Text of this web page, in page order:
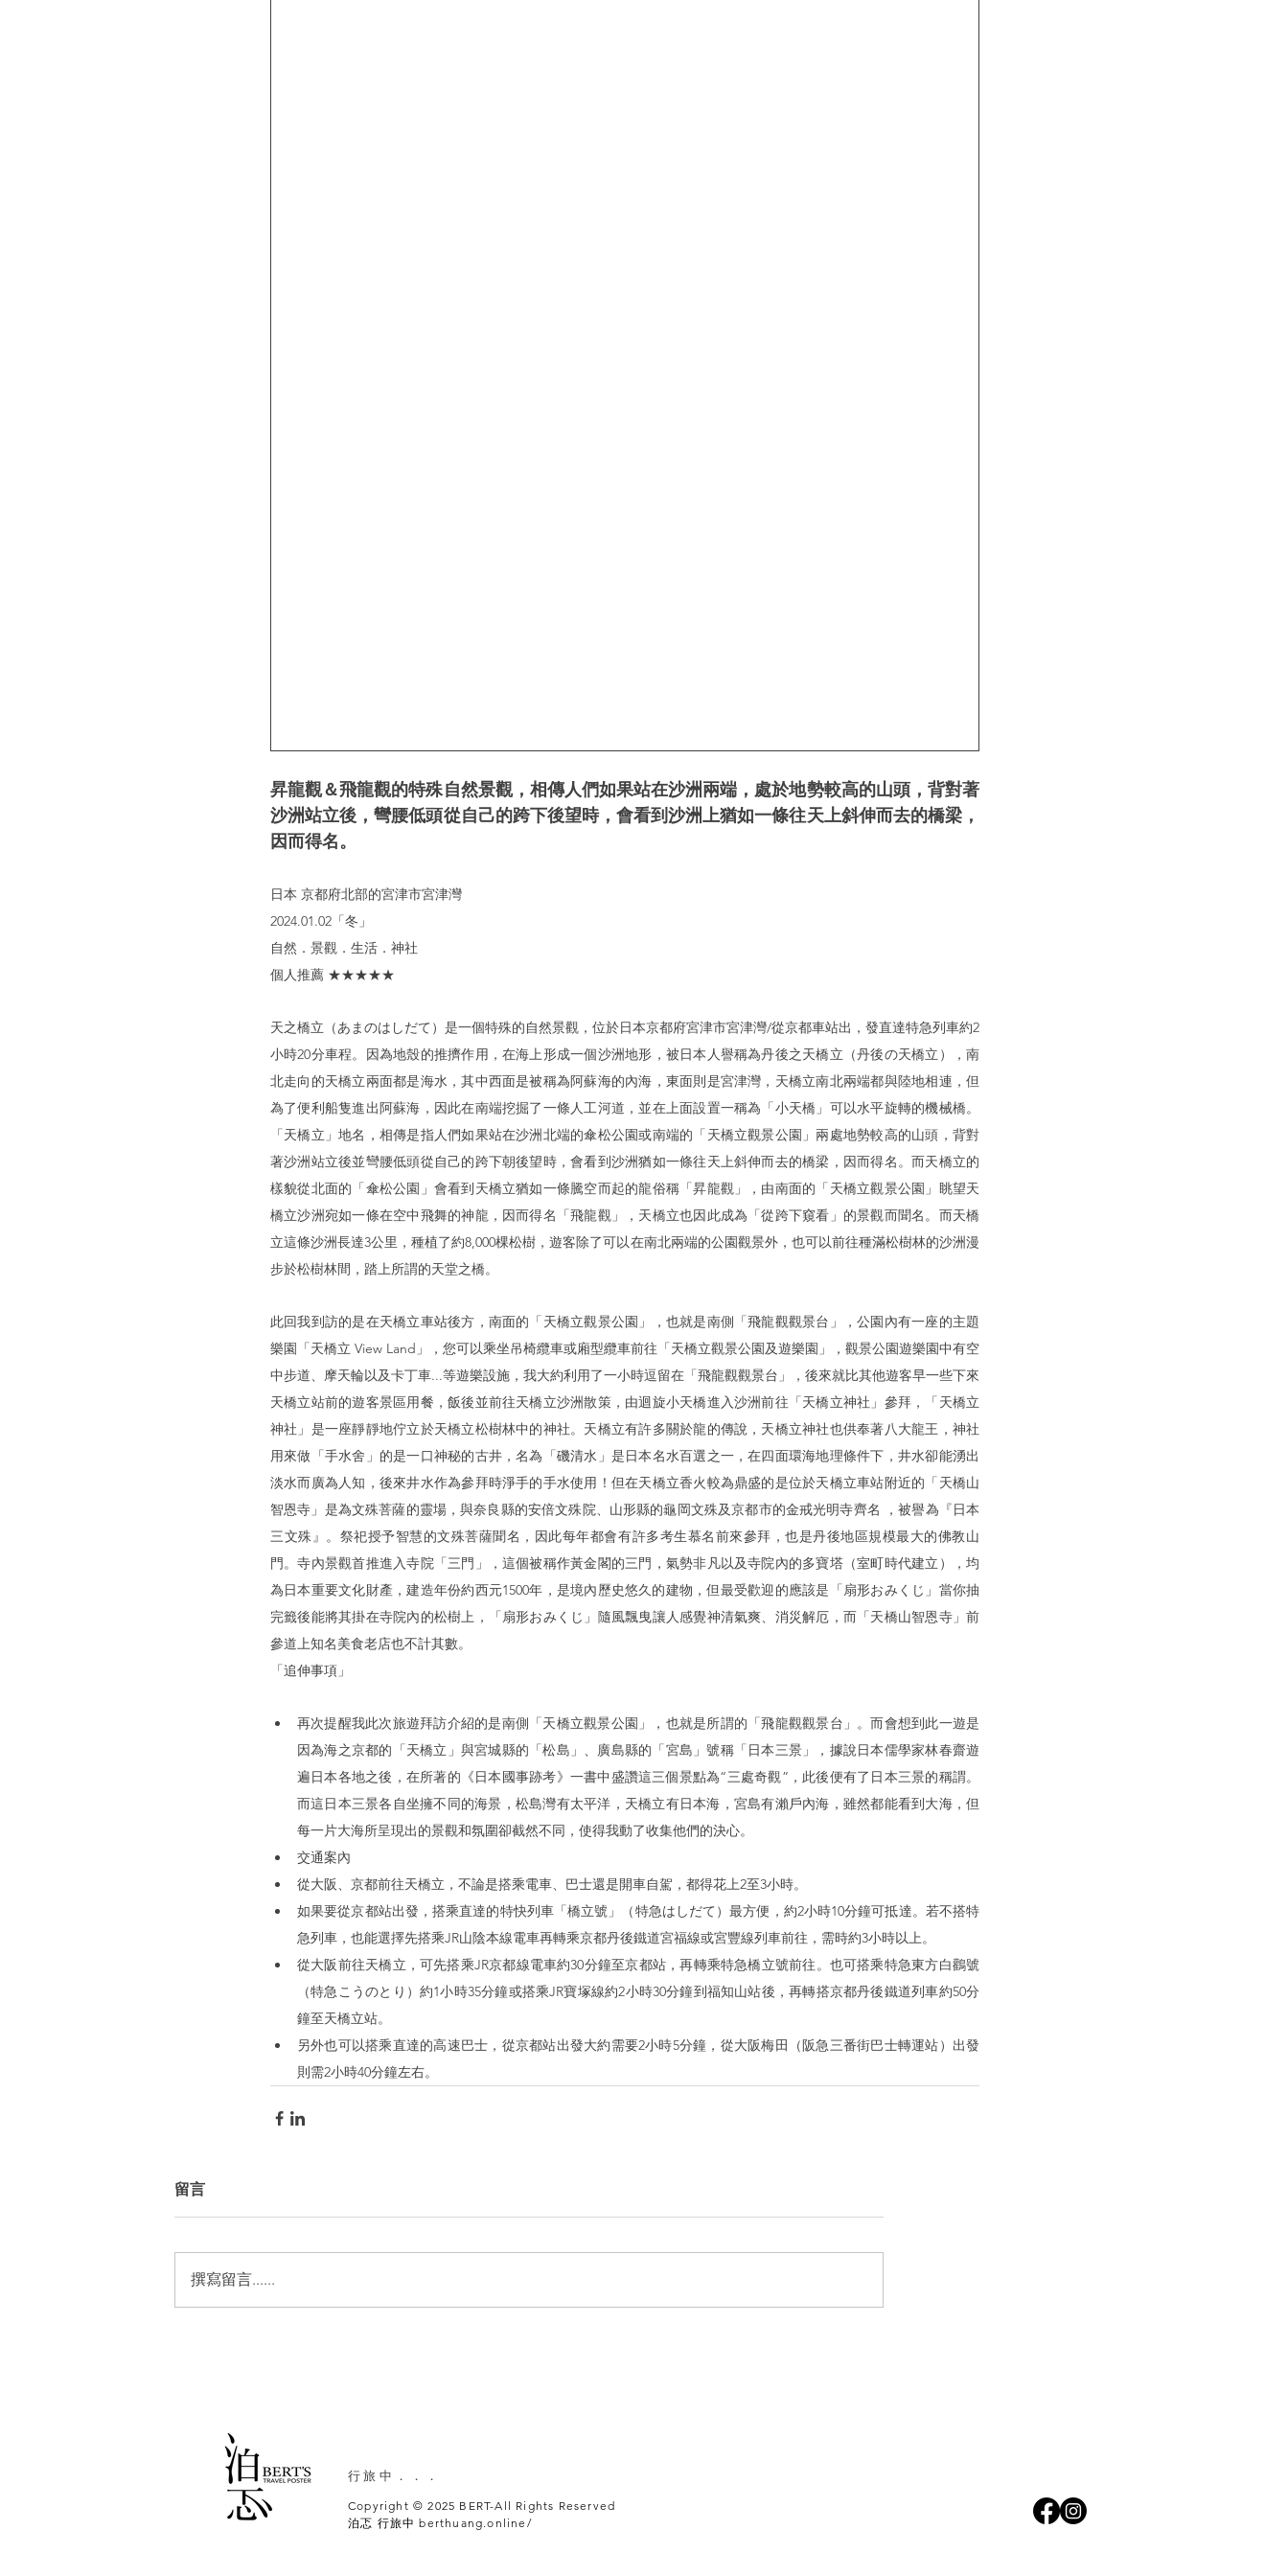
昇龍觀＆飛龍觀的特殊自然景觀，相傳人們如果站在沙洲兩端，處於地勢較高的山頭，背對著
沙洲站立後，彎腰低頭從自己的跨下後望時，會看到沙洲上猶如一條往天上斜伸而去的橋梁，
因而得名。
日本 京都府北部的宮津市宮津灣
2024.01.02「冬」
自然．景觀．生活．神社
個人推薦 ★★★★★
天之橋立（あまのはしだて）是一個特殊的自然景觀，位於日本京都府宮津市宮津灣/從京都車站出，發直達特急列車約2
小時20分車程。因為地殼的推擠作用，在海上形成一個沙洲地形，被日本人譽稱為丹後之天橋立（丹後の天橋立），南
北走向的天橋立兩面都是海水，其中西面是被稱為阿蘇海的內海，東面則是宮津灣，天橋立南北兩端都與陸地相連，但
為了便利船隻進出阿蘇海，因此在南端挖掘了一條人工河道，並在上面設置一稱為「小天橋」可以水平旋轉的機械橋。
「天橋立」地名，相傳是指人們如果站在沙洲北端的傘松公園或南端的「天橋立觀景公園」兩處地勢較高的山頭，背對
著沙洲站立後並彎腰低頭從自己的跨下朝後望時，會看到沙洲猶如一條往天上斜伸而去的橋梁，因而得名。而天橋立的
樣貌從北面的「傘松公園」會看到天橋立猶如一條騰空而起的龍俗稱「昇龍觀」，由南面的「天橋立觀景公園」眺望天
橋立沙洲宛如一條在空中飛舞的神龍，因而得名「飛龍觀」，天橋立也因此成為「從跨下窺看」的景觀而聞名。而天橋
立這條沙洲長達3公里，種植了約8,000棵松樹，遊客除了可以在南北兩端的公園觀景外，也可以前往種滿松樹林的沙洲漫
步於松樹林間，踏上所謂的天堂之橋。
此回我到訪的是在天橋立車站後方，南面的「天橋立觀景公園」，也就是南側「飛龍觀觀景台」，公園內有一座的主題
樂園「天橋立 View Land」，您可以乘坐吊椅纜車或廂型纜車前往「天橋立觀景公園及遊樂園」，觀景公園遊樂園中有空
中步道、摩天輪以及卡丁車...等遊樂設施，我大約利用了一小時逗留在「飛龍觀觀景台」，後來就比其他遊客早一些下來
天橋立站前的遊客景區用餐，飯後並前往天橋立沙洲散策，由迴旋小天橋進入沙洲前往「天橋立神社」參拜，「天橋立
神社」是一座靜靜地佇立於天橋立松樹林中的神社。天橋立有許多關於龍的傳說，天橋立神社也供奉著八大龍王，神社
用來做「手水舍」的是一口神秘的古井，名為「磯清水」是日本名水百選之一，在四面環海地理條件下，井水卻能湧出
淡水而廣為人知，後來井水作為參拜時淨手的手水使用！但在天橋立香火較為鼎盛的是位於天橋立車站附近的「天橋山
智恩寺」是為文殊菩薩的靈場，與奈良縣的安倍文殊院、山形縣的龜岡文殊及京都市的金戒光明寺齊名 ，被譽為『日本
三文殊』。祭祀授予智慧的文殊菩薩聞名，因此每年都會有許多考生慕名前來參拜，也是丹後地區規模最大的佛教山
門。寺內景觀首推進入寺院「三門」，這個被稱作黃金閣的三門，氣勢非凡以及寺院內的多寶塔（室町時代建立），均
為日本重要文化財產，建造年份約西元1500年，是境內歷史悠久的建物，但最受歡迎的應該是「扇形おみくじ」當你抽
完籤後能將其掛在寺院內的松樹上，「扇形おみくじ」隨風飄曳讓人感覺神清氣爽、消災解厄，而「天橋山智恩寺」前
參道上知名美食老店也不計其數。
「追伸事項」
再次提醒我此次旅遊拜訪介紹的是南側「天橋立觀景公園」，也就是所謂的「飛龍觀觀景台」。而會想到此一遊是
因為海之京都的「天橋立」與宮城縣的「松島」、廣島縣的「宮島」號稱「日本三景」，據說日本儒學家林春齋遊
遍日本各地之後，在所著的《日本國事跡考》一書中盛讚這三個景點為“三處奇觀”，此後便有了日本三景的稱謂。
而這日本三景各自坐擁不同的海景，松島灣有太平洋，天橋立有日本海，宮島有瀨戶內海，雖然都能看到大海，但
每一片大海所呈現出的景觀和氛圍卻截然不同，使得我動了收集他們的決心。
交通案內
從大阪、京都前往天橋立，不論是搭乘電車、巴士還是開車自駕，都得花上2至3小時。
如果要從京都站出發，搭乘直達的特快列車「橋立號」（特急はしだて）最方便，約2小時10分鐘可抵達。若不搭特
急列車，也能選擇先搭乘JR山陰本線電車再轉乘京都丹後鐵道宮福線或宮豐線列車前往，需時約3小時以上。
從大阪前往天橋立，可先搭乘JR京都線電車約30分鐘至京都站，再轉乘特急橋立號前往。也可搭乘特急東方白鸛號
（特急こうのとり）約1小時35分鐘或搭乘JR寶塚線約2小時30分鐘到福知山站後，再轉搭京都丹後鐵道列車約50分
鐘至天橋立站。
另外也可以搭乘直達的高速巴士，從京都站出發大約需要2小時5分鐘，從大阪梅田（阪急三番街巴士轉運站）出發
則需2小時40分鐘左右。
留言
撰寫留言......
​行旅中．．．
Copyright © 2025 BERT-All Rights Reserved
泊忑 行旅中 berthuang.online/